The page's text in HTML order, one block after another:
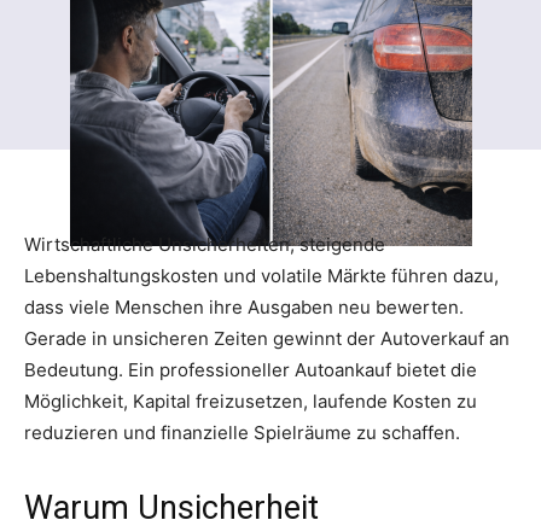
Wirtschaftliche Unsicherheiten, steigende
Lebenshaltungskosten und volatile Märkte führen dazu,
dass viele Menschen ihre Ausgaben neu bewerten.
Gerade in unsicheren Zeiten gewinnt der Autoverkauf an
Bedeutung. Ein professioneller Autoankauf bietet die
Möglichkeit, Kapital freizusetzen, laufende Kosten zu
reduzieren und finanzielle Spielräume zu schaffen.
Warum Unsicherheit